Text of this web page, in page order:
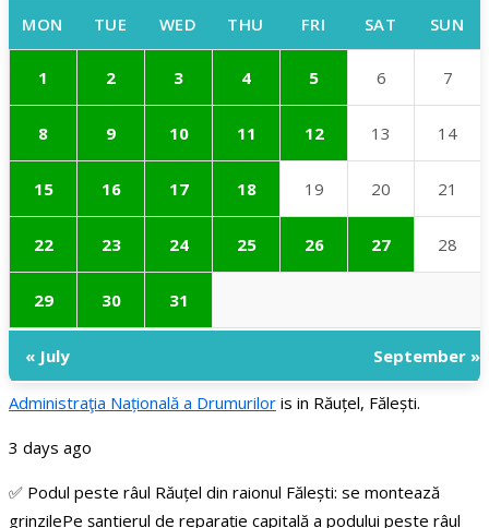
MON TUE WED THU FRI SAT SUN
1 2 3 4 5 6 7
8 9 10 11 12 13 14
15 16 17 18 19 20 21
22 23 24 25 26 27 28
29 30 31
« July September »
Administraţia Națională a Drumurilor is in Răuțel, Fălești.
3 days ago
✅ Podul peste râul Răuțel din raionul Fălești: se montează
grinzilePe șantierul de reparație capitală a podului peste râul